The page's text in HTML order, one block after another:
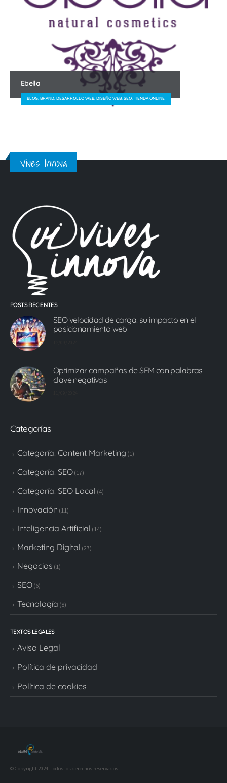
Ebella
BLOG, BRAND, DESARROLLO WEB, DISEÑO WEB, SEO, TIENDA ONLINE
Vives Innova
POSTS RECIENTES
SEO velocidad de carga: su impacto en el
posicionamiento web
Optimizar campañas de SEM con palabras
clave negativas
Categorías
Categoría: Content Marketing (1)
Categoría: SEO (17)
Categoría: SEO Local (4)
Innovación (11)
Inteligencia Artificial (14)
Marketing Digital (27)
Negocios (1)
SEO (6)
Tecnología (8)
TEXTOS LEGALES
Aviso Legal
Política de privacidad
Política de cookies
© Copyright 2024. Todos los derechos reservados.